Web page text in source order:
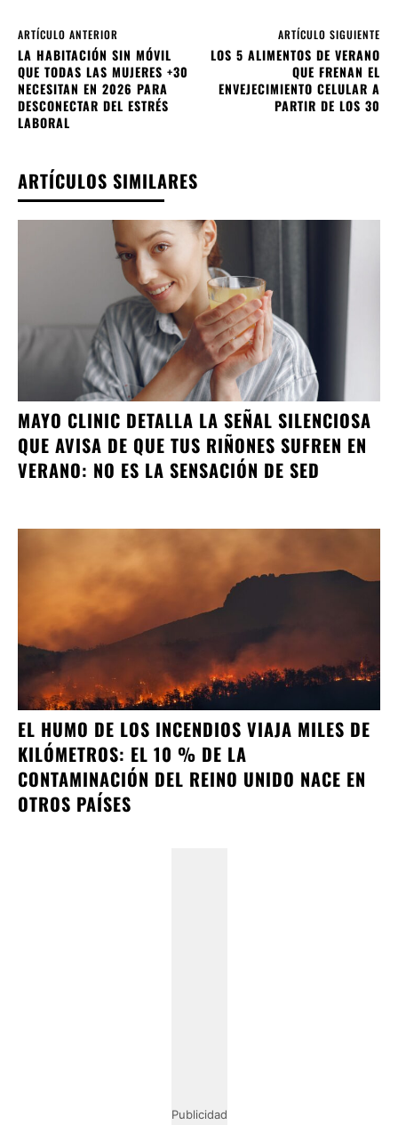
ARTÍCULO ANTERIOR
LA HABITACIÓN SIN MÓVIL
QUE TODAS LAS MUJERES +30
NECESITAN EN 2026 PARA
DESCONECTAR DEL ESTRÉS
LABORAL
ARTÍCULO SIGUIENTE
LOS 5 ALIMENTOS DE VERANO
QUE FRENAN EL
ENVEJECIMIENTO CELULAR A
PARTIR DE LOS 30
ARTÍCULOS SIMILARES
MAYO CLINIC DETALLA LA SEÑAL SILENCIOSA
QUE AVISA DE QUE TUS RIÑONES SUFREN EN
VERANO: NO ES LA SENSACIÓN DE SED
EL HUMO DE LOS INCENDIOS VIAJA MILES DE
KILÓMETROS: EL 10 % DE LA
CONTAMINACIÓN DEL REINO UNIDO NACE EN
OTROS PAÍSES
Publicidad